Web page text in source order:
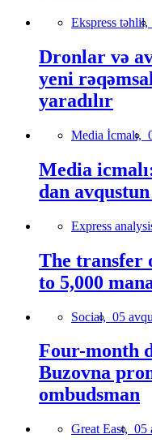
Ekspress təhlil,
Dronlar və
yeni
yaradılır
Media İcmalı,
Media
dan
Express
The transfer
to 5,000
Social, 05
Four-month
Buzovna
ombudsman
Great East, 05